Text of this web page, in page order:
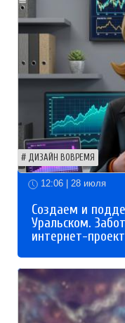
ДИЗАЙН ВОВРЕМЯ
12:06 | 28 июля
Создаем и
Уральском.
интернет-